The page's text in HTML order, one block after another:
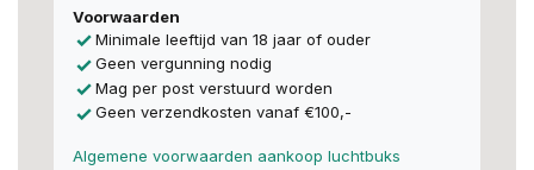
Voorwaarden
Minimale leeftijd van 18 jaar of ouder
Geen vergunning nodig
Mag per post verstuurd worden
Geen verzendkosten vanaf €100,-
Algemene voorwaarden aankoop luchtbuks